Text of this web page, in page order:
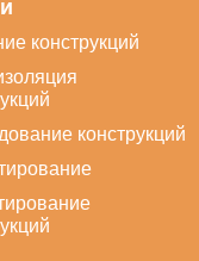
конструкций
конструкций